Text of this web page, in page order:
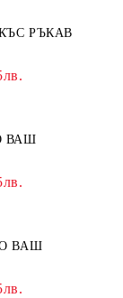
РЪКАВ
ВАШ
ВАШ